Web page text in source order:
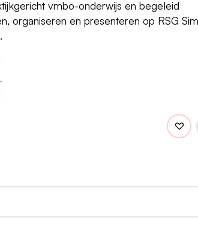
vmbo-onderwijs en begeleid
organiseren en presenteren op RSG